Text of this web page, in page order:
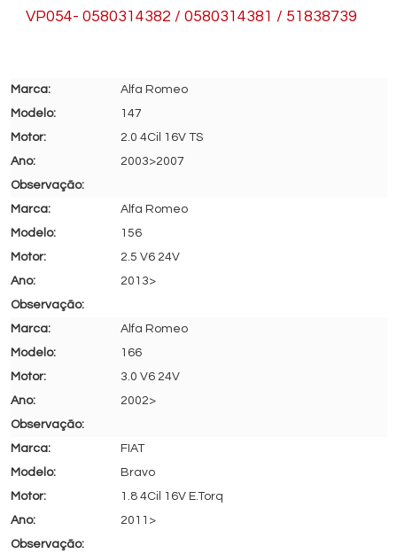
VP054- 0580314382 / 0580314381 / 51838739
Alfa Romeo
147
2.0 4Cil 16V TS
2003>2007
Alfa Romeo
156
2.5 V6 24V
2013>
Alfa Romeo
166
3.0 V6 24V
2002>
FIAT
Bravo
1.8 4Cil 16V E.Torq
2011>